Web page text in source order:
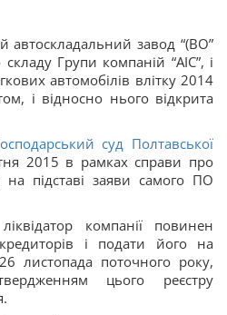
автоскладальний завод “(ВО”
Групи компаній “АІС”, і
автомобілів влітку 2014
і відносно нього відкрита
суд Полтавської
2015 в рамках справи про
на підставі заяви самого ПО
компанії повинен
і подати його на
листопада поточного року,
цього реєстру